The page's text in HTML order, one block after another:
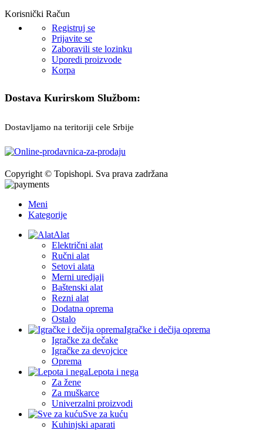
Korisnički Račun
Registruj se
Prijavite se
Zaboravili ste lozinku
Uporedi proizvode
Korpa
Dostava Kurirskom Službom:
Dostavljamo na teritoriji cele Srbije
Copyright © Topishopi. Sva prava zadržana
Meni
Kategorije
Alat
Električni alat
Ručni alat
Setovi alata
Merni uredjaji
Baštenski alat
Rezni alat
Dodatna oprema
Ostalo
Igračke i dečija oprema
Igračke za dečake
Igračke za devojcice
Oprema
Lepota i nega
Za žene
Za muškarce
Univerzalni proizvodi
Sve za kuću
Kuhinjski aparati